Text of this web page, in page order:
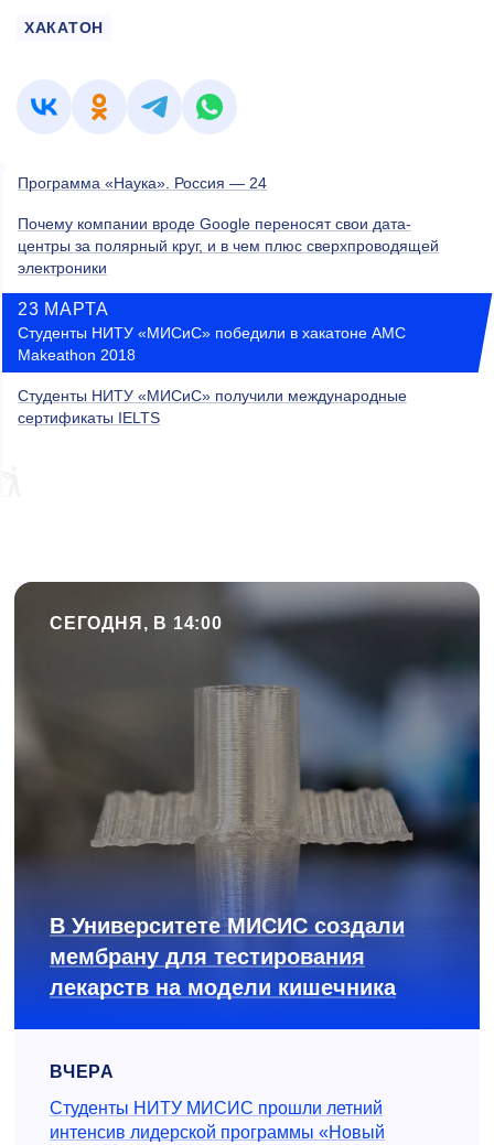
ХАКАТОН
Программа «Наука». Россия — 24
Почему компании вроде Google переносят свои дата-
центры за полярный круг, и в чем плюс сверхпроводящей
электроники
23 МАРТА
Студенты НИТУ «МИСиС» победили в хакатоне AMC
Makeathon 2018
Студенты НИТУ «МИСиС» получили международные
сертификаты IELTS
СЕГОДНЯ, В 14:00
В Университете МИСИС создали
мембрану для тестирования
лекарств на модели кишечника
ВЧЕРА
Студенты НИТУ МИСИС прошли летний
интенсив лидерской программы «Новый